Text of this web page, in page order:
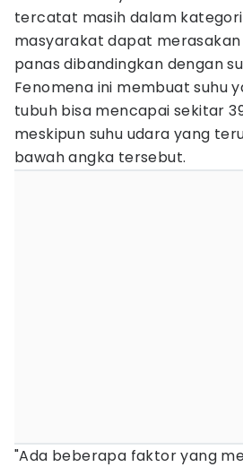
tercatat masih dalam
masyarakat dapat
panas dibandingkan dengan
Fenomena ini membuat suhu
tubuh bisa mencapai sekitar
meskipun suhu udara yang
bawah angka tersebut.
"Ada beberapa faktor yang